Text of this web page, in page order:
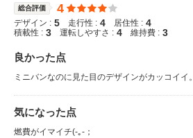
総合評価 4
デザイン : 5 走行性 : 4 居住性 : 4
積載性 : 3 運転しやすさ : 4 維持費 : 3
良かった点
ミニバンなのに見た目のデザインがカッコイイ。
気になった点
燃費がイマイチ(-｡-；